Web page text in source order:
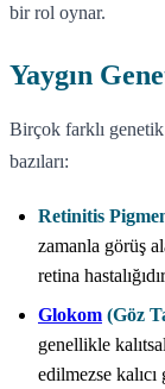
bir rol oynar.
Yaygın
Birçok farklı genetik
bazıları:
Retinitis
zamanla görüş
retina
Glokom (Göz
genellikle
edilmezse